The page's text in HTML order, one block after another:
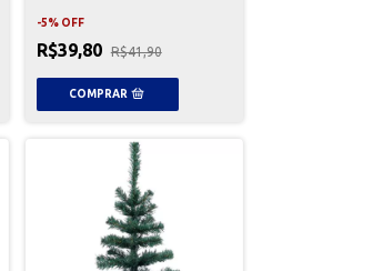
-5% OFF
R$39,80 R$41,90